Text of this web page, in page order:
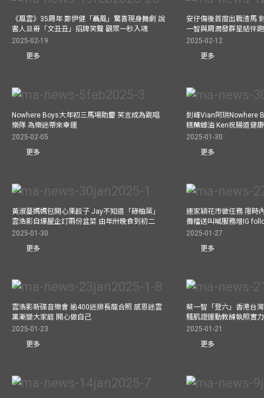
《風雲》35周年 鄭伊健「聶風」驚喜現身舞劇 說
書人旦哥「文丑丑」招牌笑聲 觀眾一秒入魂
2025-02-19
更多
安仔傷後首度出戰渣馬
一智與周潤發群星結伴
2025-02-12
更多
Nowhere Boys大年初三馬場助慶 笑言成為跳唱
樂隊 為樂迷帶來幸運
2025-02-05
更多
釗峰Vian阿珙Nowhere
糕蘸蠔油 Ken祝腸道健康
2025-01-30
更多
黃淑蔓媽媽包開心果餃子 Jay不知道「碌柚葉」
雲浩影自爆屋企訂兩份盆菜 由年卅晚食到初二
2025-01-30
更多
連家穎花市做任務 限時
攤檔送叫喊服務增IG
2025-01-27
更多
雲浩影新碟音樂會 逾400迷排長龍合照 感恩迷雲
黨漸變大家庭 開心做自己
2025-01-23
更多
蔡一智「登六」香港台
騷肌證運動教練執照實
2025-01-21
更多